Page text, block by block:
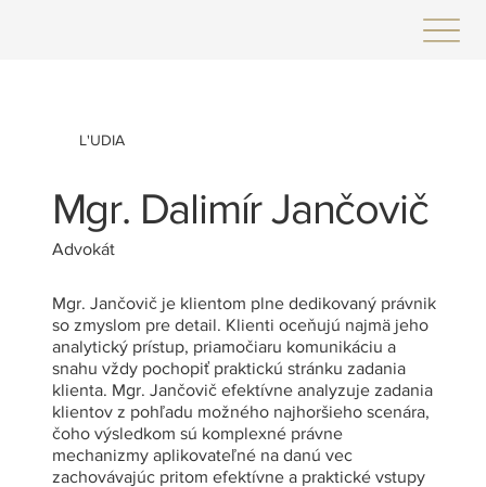
L'UDIA
Mgr. Dalimír Jančovič
Advokát
Mgr. Jančovič je klientom plne dedikovaný právnik
so zmyslom pre detail. Klienti oceňujú najmä jeho
analytický prístup, priamočiaru komunikáciu a
snahu vždy pochopiť praktickú stránku zadania
klienta. Mgr. Jančovič efektívne analyzuje zadania
klientov z pohľadu možného najhoršieho scenára,
čoho výsledkom sú komplexné právne
mechanizmy aplikovateľné na danú vec
zachovávajúc pritom efektívne a praktické vstupy